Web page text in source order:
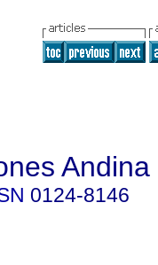
Andina
0124-8146